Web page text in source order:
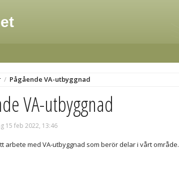
/ Pågående VA-utbyggnad
VA-utbyggnad
15 feb 2022, 13:46
arbete med VA-utbyggnad som berör delar i vårt område.